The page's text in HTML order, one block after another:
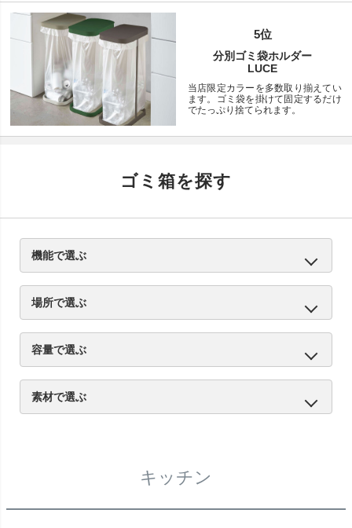
5位
分別ゴミ袋ホルダー
LUCE
当店限定カラーを多数取り揃えてい
ます。ゴミ袋を掛けて固定するだけ
でたっぷり捨てられます。
ゴミ箱を探す
機能で選ぶ
場所で選ぶ
容量で選ぶ
素材で選ぶ
キッチン